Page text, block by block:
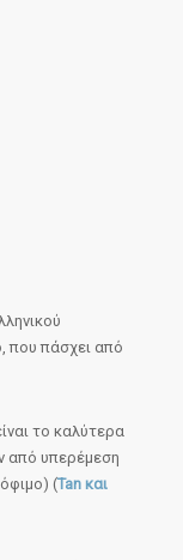
που πάσχει από
το καλύτερα
από υπερέμεση
(Tan και